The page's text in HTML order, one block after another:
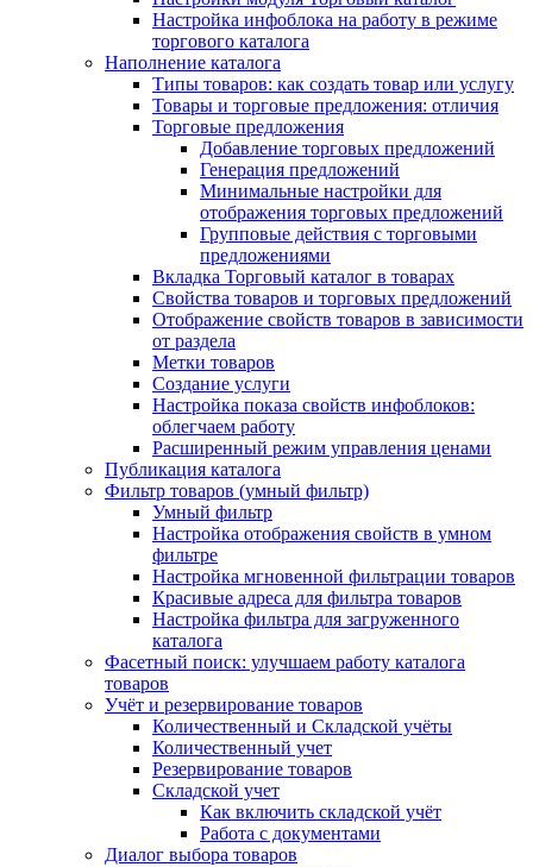
Настройка инфоблока на работу в режиме
торгового каталога
Наполнение каталога
Типы товаров: как создать товар или услугу
Товары и торговые предложения: отличия
Торговые предложения
Добавление торговых предложений
Генерация предложений
Минимальные настройки для
отображения торговых предложений
Групповые действия с торговыми
предложениями
Вкладка Торговый каталог в товарах
Свойства товаров и торговых предложений
Отображение свойств товаров в зависимости
от раздела
Метки товаров
Создание услуги
Настройка показа свойств инфоблоков:
облегчаем работу
Расширенный режим управления ценами
Публикация каталога
Фильтр товаров (умный фильтр)
Умный фильтр
Настройка отображения свойств в умном
фильтре
Настройка мгновенной фильтрации товаров
Красивые адреса для фильтра товаров
Настройка фильтра для загруженного
каталога
Фасетный поиск: улучшаем работу каталога
товаров
Учёт и резервирование товаров
Количественный и Складской учёты
Количественный учет
Резервирование товаров
Складской учет
Как включить складской учёт
Работа с документами
Диалог выбора товаров